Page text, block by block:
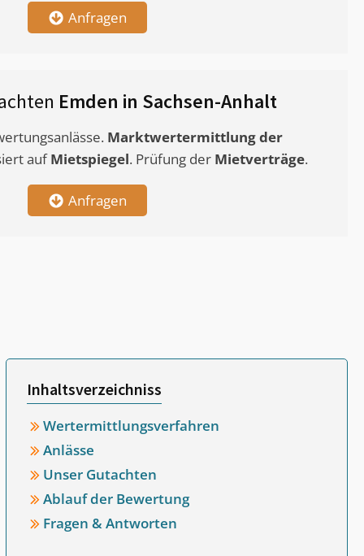
Anfragen
Emden in Sachsen-Anhalt
Marktwertermittlungder
aufMietspiegel. Prüfung der Mietverträge.
Anfragen
Inhaltsverzeichniss
Wertermittlungsverfahren
Anlässe
Unser Gutachten
Ablauf der Bewertung
Fragen & Antworten